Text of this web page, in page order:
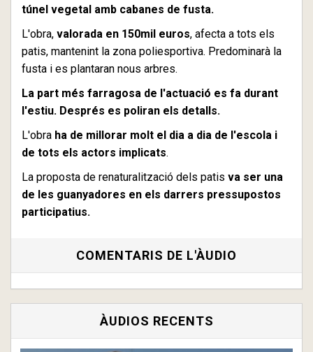
túnel vegetal amb cabanes de fusta.
L'obra, valorada en 150mil euros, afecta a tots els
patis, mantenint la zona poliesportiva. Predominarà la
fusta i es plantaran nous arbres.
La part més farragosa de l'actuació es fa durant
l'estiu. Després es poliran els detalls.
L'obra ha de millorar molt el dia a dia de l'escola i
de tots els actors implicats.
La proposta de renaturalització dels patis va ser una
de les guanyadores en els darrers pressupostos
participatius.
COMENTARIS DE L'ÀUDIO
ÀUDIOS RECENTS